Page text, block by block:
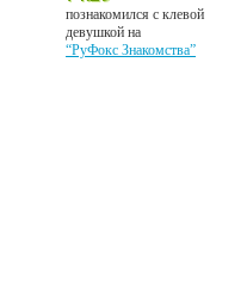
познакомился с клевой
девушкой на
“РуФокс Знакомства”